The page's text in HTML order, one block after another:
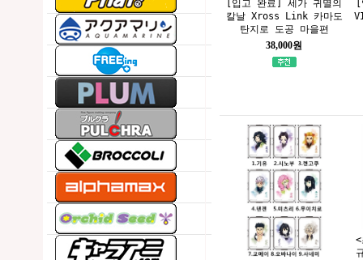
[입고 완료] 세가 귀멸의
칼날 Xross Link 카마도
탄지로 도공 마을편
38,000원
[